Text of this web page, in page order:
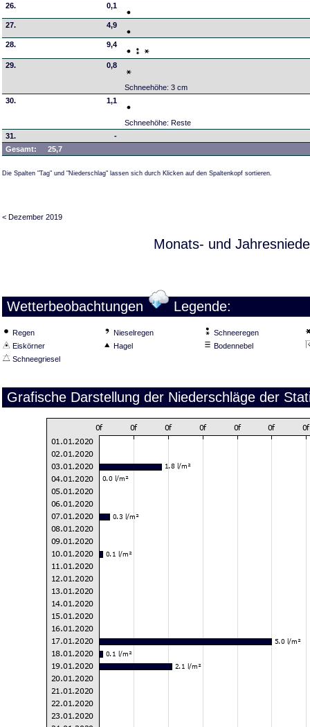
26.
0,1
27. 4,9
28. 9,4
29. 0,8
Schneehöhe: 3 cm
30.
1,1
Schneehöhe: Reste
31.
-
Gesamt:
25,7
Die Spalten "Tag" und "Niederschlag" lassen sich durch Klicken auf den Spaltenkopf sortieren.
< Dezember 2019
Monats- und
Wetterbeobachtungen Legende:
Regen Nieselregen
Schneeregen
Eiskörner
Hagel
Bodennebel
Schneegriesel
Grafische Darstellung der Niederschläge der